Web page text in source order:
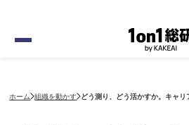
ホーム 組織を動かす どう測り、どう活かすか。キャ